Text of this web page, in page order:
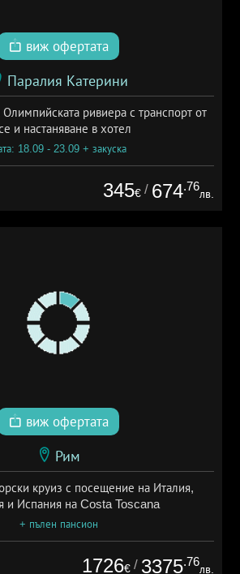
виж офертата
Паралия Катерини
ривиера с транспорт от
и настаняване в хотел
18.09 - 23.09 + закуска
345€ / 674.76
лв.
виж офертата
Рим
круиз с посещение на Италия,
и Испания на Costa Toscana
+ пълен пансион
1726€ / 3375.76
лв.